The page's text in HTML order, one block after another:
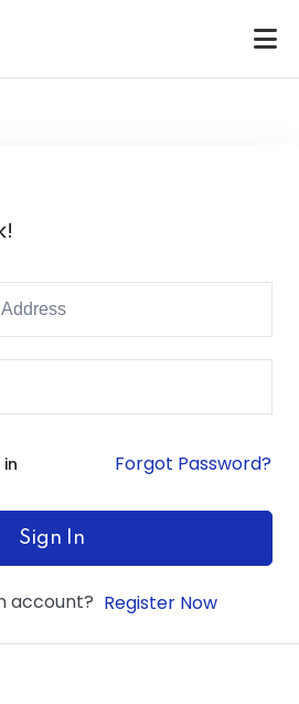
Forgot Password?
Sign In
account? Register Now